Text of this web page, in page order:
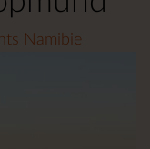
Namibie